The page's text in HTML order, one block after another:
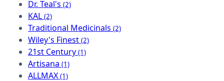
Dr. Teal's (2)
KAL (2)
Traditional Medicinals (2)
Wiley's Finest (2)
21st Century (1)
Artisana (1)
ALLMAX (1)